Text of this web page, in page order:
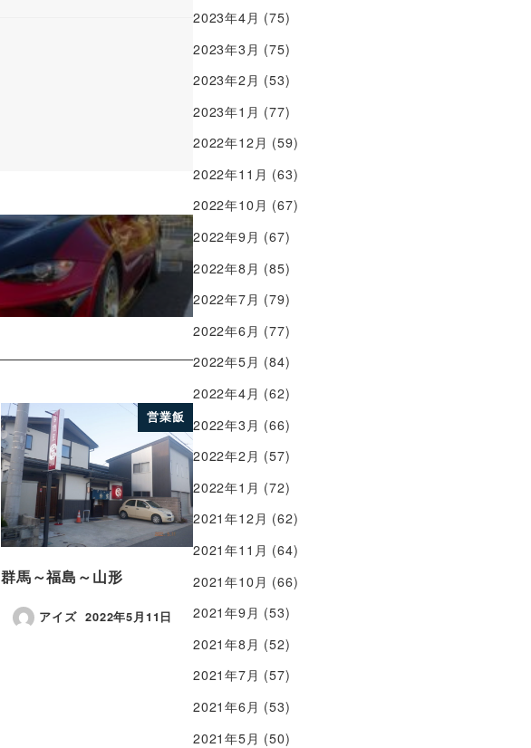
営業飯
群馬～福島～山形
アイズ 2022年5月11日
2023年4月 (75)
2023年3月 (75)
2023年2月 (53)
2023年1月 (77)
2022年12月 (59)
2022年11月 (63)
2022年10月 (67)
2022年9月 (67)
2022年8月 (85)
2022年7月 (79)
2022年6月 (77)
2022年5月 (84)
2022年4月 (62)
2022年3月 (66)
2022年2月 (57)
2022年1月 (72)
2021年12月 (62)
2021年11月 (64)
2021年10月 (66)
2021年9月 (53)
2021年8月 (52)
2021年7月 (57)
2021年6月 (53)
2021年5月 (50)